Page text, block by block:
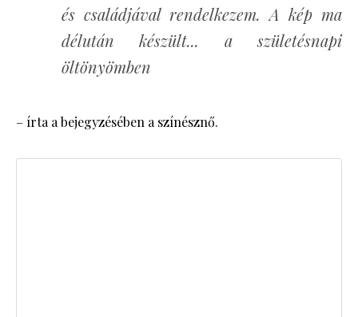
és családjával rendelkezem. A kép ma
délután készült... a születésnapi
öltönyömben
– írta a bejegyzésében a színésznő.